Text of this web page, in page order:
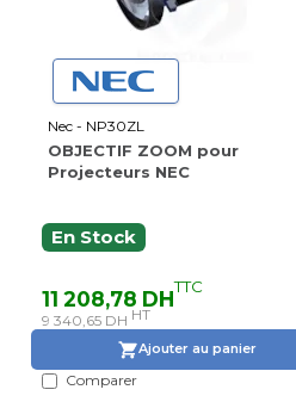
Nec - NP30ZL
OBJECTIF ZOOM pour
Projecteurs NEC
En Stock
11 208,78 DHTTC
9 340,65 DH HT
Ajouter au panier
Comparer